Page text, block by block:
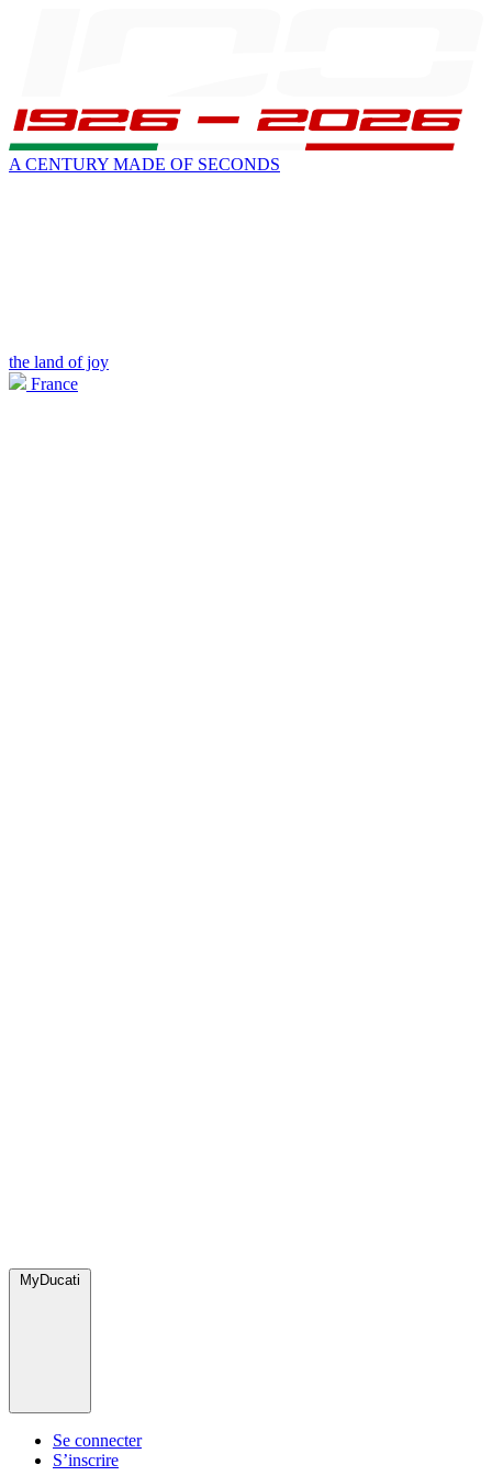
A CENTURY MADE OF SECONDS
the land of joy
France
MyDucati
Se connecter
S’inscrire